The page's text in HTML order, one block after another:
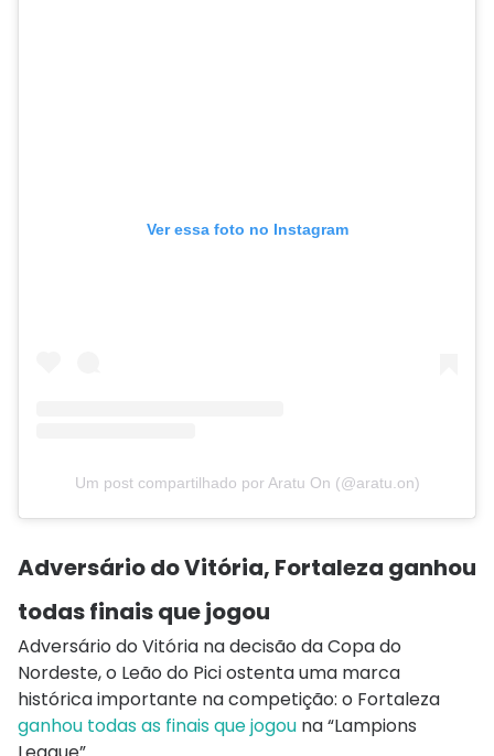
Ver essa foto no Instagram
Um post compartilhado por Aratu On (@aratu.on)
Adversário do Vitória, Fortaleza ganhou
todas finais que jogou
Adversário do Vitória na decisão da Copa do
Nordeste, o Leão do Pici ostenta uma marca
histórica importante na competição: o Fortaleza
ganhou todas as finais que jogou na “Lampions